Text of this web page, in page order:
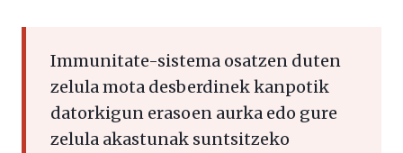
Immunitate-sistema osatzen duten
zelula mota desberdinek kanpotik
datorkigun erasoen aurka edo gure
zelula akastunak suntsitzeko